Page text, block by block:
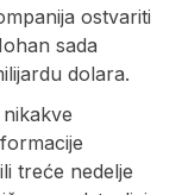
ostvariti
sada
dolara.
treće nedelje